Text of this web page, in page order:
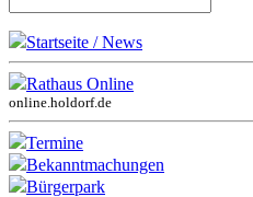
Startseite / News
Rathaus Online
online.holdorf.de
Termine
Bekanntmachungen
Bürgerpark